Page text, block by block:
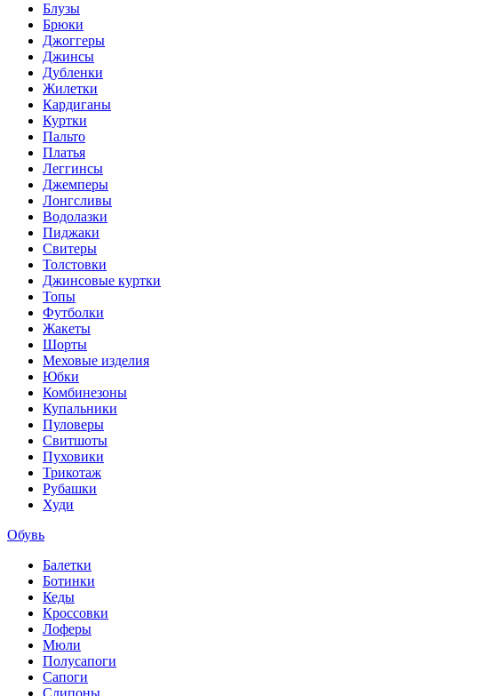
Блузы
Брюки
Джоггеры
Джинсы
Дубленки
Жилетки
Кардиганы
Куртки
Пальто
Платья
Леггинсы
Джемперы
Лонгсливы
Водолазки
Пиджаки
Свитеры
Толстовки
Джинсовые куртки
Топы
Футболки
Жакеты
Шорты
Меховые изделия
Юбки
Комбинезоны
Купальники
Пуловеры
Свитшоты
Пуховики
Трикотаж
Рубашки
Худи
Обувь
Балетки
Ботинки
Кеды
Кроссовки
Лоферы
Мюли
Полусапоги
Сапоги
Слипоны